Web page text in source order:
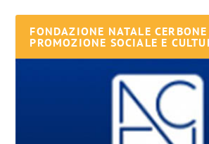
FONDAZIONE NATALE
PROMOZIONE SOCIALE E